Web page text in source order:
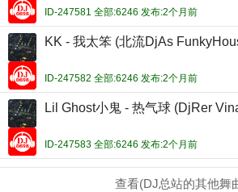
ID-247581 全部:6246 发布:2个月前
KK - 我太笨 (北流DjAs
ID-247582 全部:6246 发布:2个月前
Lil Ghost小鬼 - 热气球 (DjRer
ID-247583 全部:6246 发布:2个月前
查看(DJ总站的其他舞